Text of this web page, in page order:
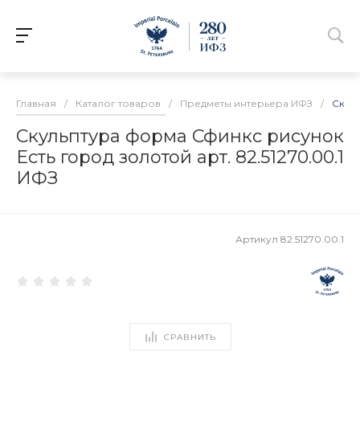
Главная / Каталог товаров / Предметы интерьера ИФЗ /
Скульптура форма Сфинкс рисунок
Есть город золотой арт. 82.51270.00.1
ИФЗ
Артикул 82.51270.00.1
СРАВНИТЬ